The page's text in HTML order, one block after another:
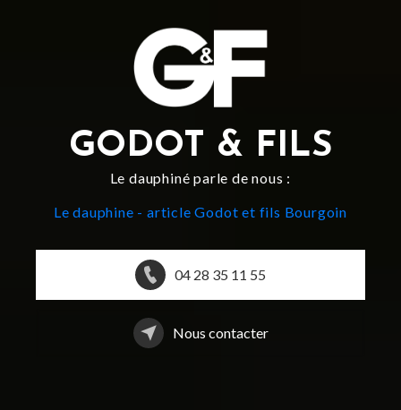
GODOT & FILS
Le dauphiné parle de nous :
Le dauphine - article Godot et fils Bourgoin
04 28 35 11 55
Nous contacter